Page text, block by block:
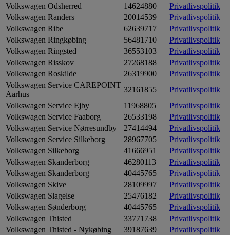
Volkswagen Odsherred
14624880
Privatlivspolitik
Volkswagen Randers
20014539
Privatlivspolitik
Volkswagen Ribe
62639717
Privatlivspolitik
Volkswagen Ringkøbing
56481710
Privatlivspolitik
Volkswagen Ringsted
36553103
Privatlivspolitik
Volkswagen Risskov
27268188
Privatlivspolitik
Volkswagen Roskilde
26319900
Privatlivspolitik
Volkswagen Service CAREPOINT
Aarhus
32161855
Privatlivspolitik
Volkswagen Service Ejby
11968805
Privatlivspolitik
Volkswagen Service Faaborg
26533198
Privatlivspolitik
Volkswagen Service Nørresundby
27414494
Privatlivspolitik
Volkswagen Service Silkeborg
28967705
Privatlivspolitik
Volkswagen Silkeborg
41666951
Privatlivspolitik
Volkswagen Skanderborg
46280113
Privatlivspolitik
Volkswagen Skanderborg
40445765
Privatlivspolitik
Volkswagen Skive
28109997
Privatlivspolitik
Volkswagen Slagelse
25476182
Privatlivspolitik
Volkswagen Sønderborg
40445765
Privatlivspolitik
Volkswagen Thisted
33771738
Privatlivspolitik
Volkswagen Thisted - Nykøbing
39187639
Privatlivspolitik